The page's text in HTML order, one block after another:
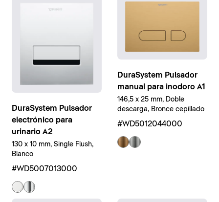
DuraSystem Pulsador
electrónico para
urinario A2
130 x 10 mm, Single Flush,
Blanco
#WD5007013000
DuraSystem Pulsador
manual para inodoro A1
146,5 x 25 mm, Doble
descarga, Bronce cepillado
#WD5012044000